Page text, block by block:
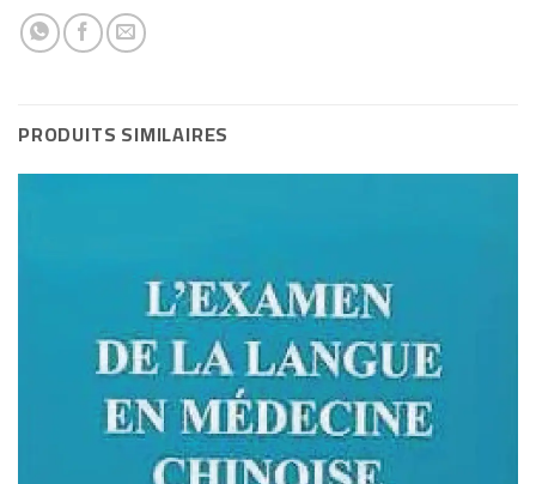
PRODUITS SIMILAIRES